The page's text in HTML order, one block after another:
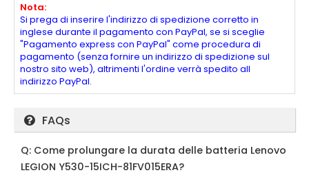
Nota:
Si prega di inserire l'indirizzo di spedizione corretto in
inglese durante il pagamento con PayPal, se si sceglie
"Pagamento express con PayPal" come procedura di
pagamento (senza fornire un indirizzo di spedizione sul
nostro sito web), altrimenti l'ordine verrà spedito all
indirizzo PayPal.
FAQs
Q: Come prolungare la durata delle batteria Lenovo
LEGION Y530-15ICH-81FV015ERA?